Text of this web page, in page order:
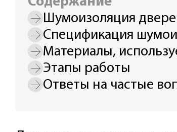
Шумоизоляция
Спецификация
Материалы,
Этапы работы
Ответы на частые